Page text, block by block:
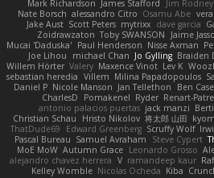
Mark Richardson James Stafford Jim Rodney
Nate Borsch alessandro Citro Osamu Abe
Jake Aust Scott Peters mytrixx dave garcia
Zoidrawzaton Toby SWANSON Jaime Jasso
Mucai 'Daduska' Paul Henderson Nisse Axman
Joe Lihou
michael Chan Jo Gylling Braiden
Willem Hörter Valery Maxence Vinot Lev K
sebastian heredia Villem Milina Papadopoulos
Daniel P Nicole Manson Jan Tellethon Ben
CharlesD
Pomakenel Ryder Renart-
antonio palacios puertas jack manzi
Christian Schau
Hristo Nikolov 将太郎 山田
ThatDude69
Edward Greenberg Scruffy Wolf
Pascal Bureau Samuel Avraham Steve Cypert
MoE MoW Autumn Grace Leonardo Grosso
alejandro chavez herrera V ramandeep kaur
Kelley Womble Nicolas Ocheda Kiba